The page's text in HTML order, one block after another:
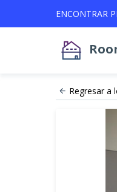
ENCONTRAR
Regresar a